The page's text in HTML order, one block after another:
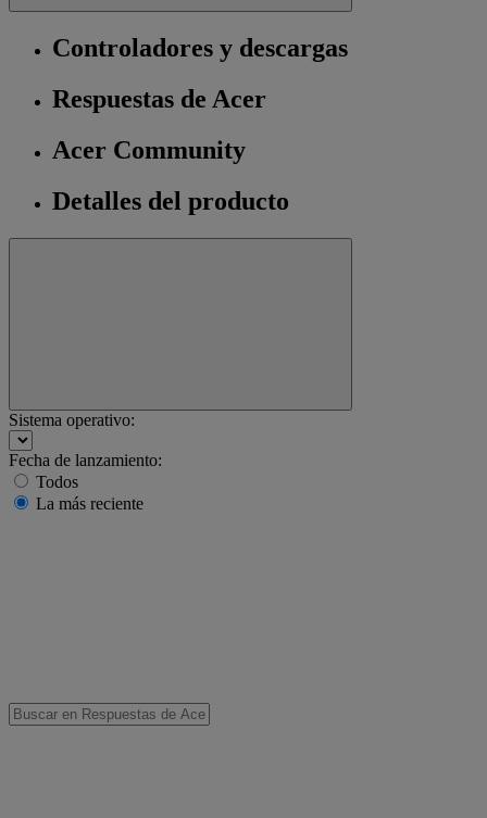
Controladores y descargas
Respuestas de Acer
Acer Community
Detalles del producto
Sistema operativo:
Fecha de lanzamiento:
Todos
La más reciente